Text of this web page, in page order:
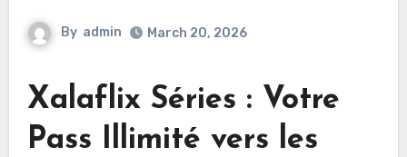
By admin March 20, 2026
Xalaflix Séries : Votre
Pass Illimité vers les